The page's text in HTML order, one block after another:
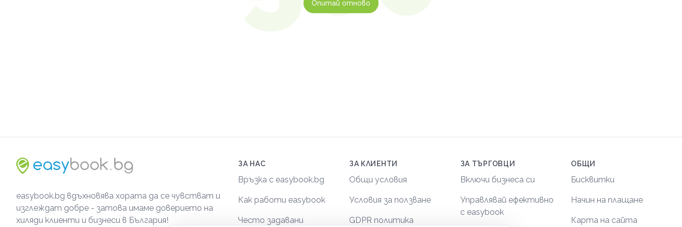
Опитай отново
easybook.bg вдъхновява хората да се чувстват и
изглеждат добре - затова имаме доверието на
хиляди клиенти и бизнеси в България!
ЗА НАС
Връзка с easybook.bg
Как работи easybook
Често задавани
ЗА КЛИЕНТИ
Общи условия
Условия за ползване
GDPR политика
ЗА ТЪРГОВЦИ
Включи бизнеса си
Управлявай ефективно
с easybook
ОБЩИ
Бисквитки
Начин на плащане
Карта на сайта